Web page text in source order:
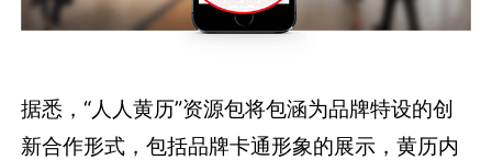
据悉，“人人黄历”资源包将包涵为品牌特设的创
新合作形式，包括品牌卡通形象的展示，黄历内